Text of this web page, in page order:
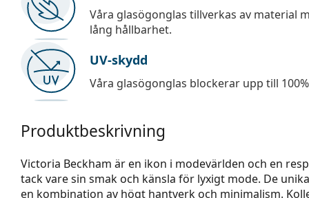
Våra glasögonglas tillverkas av material
lång hållbarhet.
UV-skydd
Våra glasögonglas blockerar upp till
Produktbeskrivning
Victoria Beckham är en ikon i modevärlden och en
tack vare sin smak och känsla för lyxigt mode. De
en kombination av högt hantverk och minimalism.